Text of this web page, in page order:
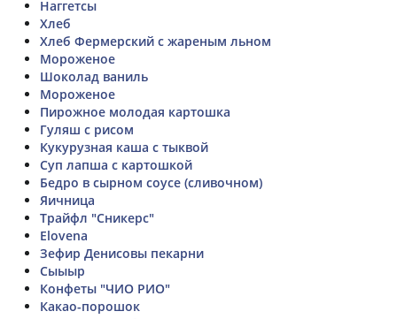
Наггетсы
Хлеб
Хлеб Фермерский с жареным льном
Мороженое
Шоколад ваниль
Мороженое
Пирожное молодая картошка
Гуляш с рисом
Кукурузная каша с тыквой
Суп лапша с картошкой
Бедро в сырном соусе (сливочном)
Яичница
Трайфл "Сникерс"
Elovena
Зефир Денисовы пекарни
Сыыыр
Конфеты "ЧИО РИО"
Какао-порошок